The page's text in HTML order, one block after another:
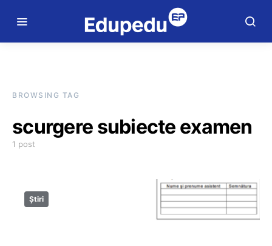
BROWSING TAG
scurgere subiecte examen
1 post
Știri